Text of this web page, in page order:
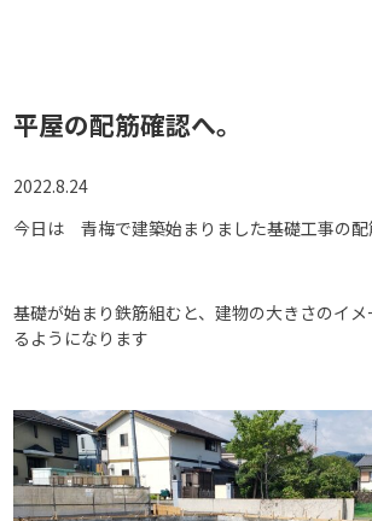
平屋の配筋確認へ。
2022.8.24
今日は 青梅で建築始まりました基礎工事の配
基礎が始まり鉄筋組むと、建物の大きさのイ
るようになります